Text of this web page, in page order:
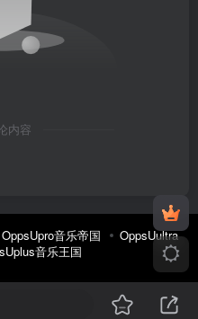
内容
OppsUpro音乐帝国
OppsUultra
音乐王国